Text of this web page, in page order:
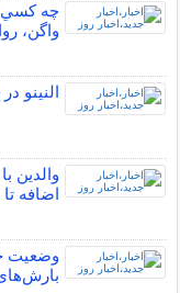
چه كسي
واگن،
النینو
والدین
اضافه
بارش‌های